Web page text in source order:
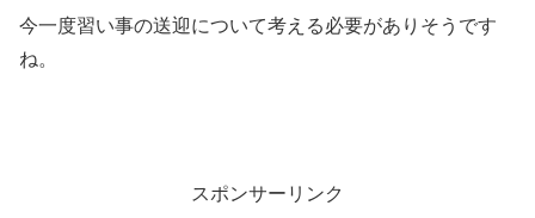
今一度習い事の送迎について考える必要がありそうです
ね。
スポンサーリンク